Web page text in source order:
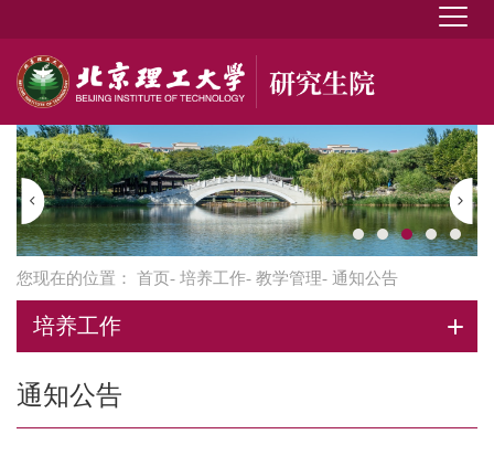
您现在的位置： 首页- 培养工作- 教学管理- 通知公告
培养工作
通知公告